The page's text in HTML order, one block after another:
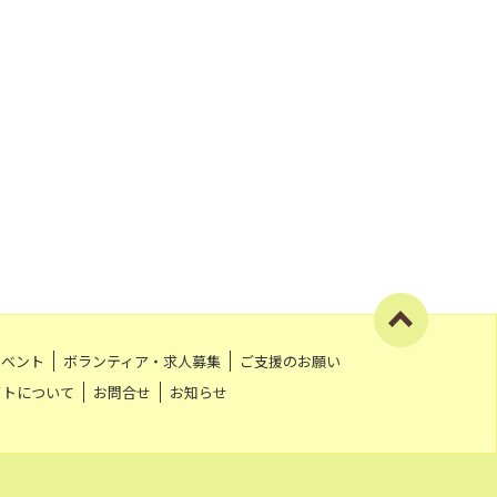
ント ボランティア・求人募集
ご支援のお願い
について
お問合せ お知らせ